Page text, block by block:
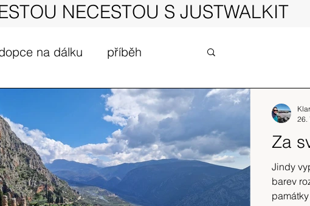
NECESTOU S JUSTWALKIT
na dálku příběh
zivot v UK
expedice Skotské ostrovy
Srílanka cestuj s mámou
Za
Jindy
barev
26.